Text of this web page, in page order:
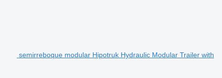
semirreboque modular Hipotruk Hydraulic Modular Trailer with